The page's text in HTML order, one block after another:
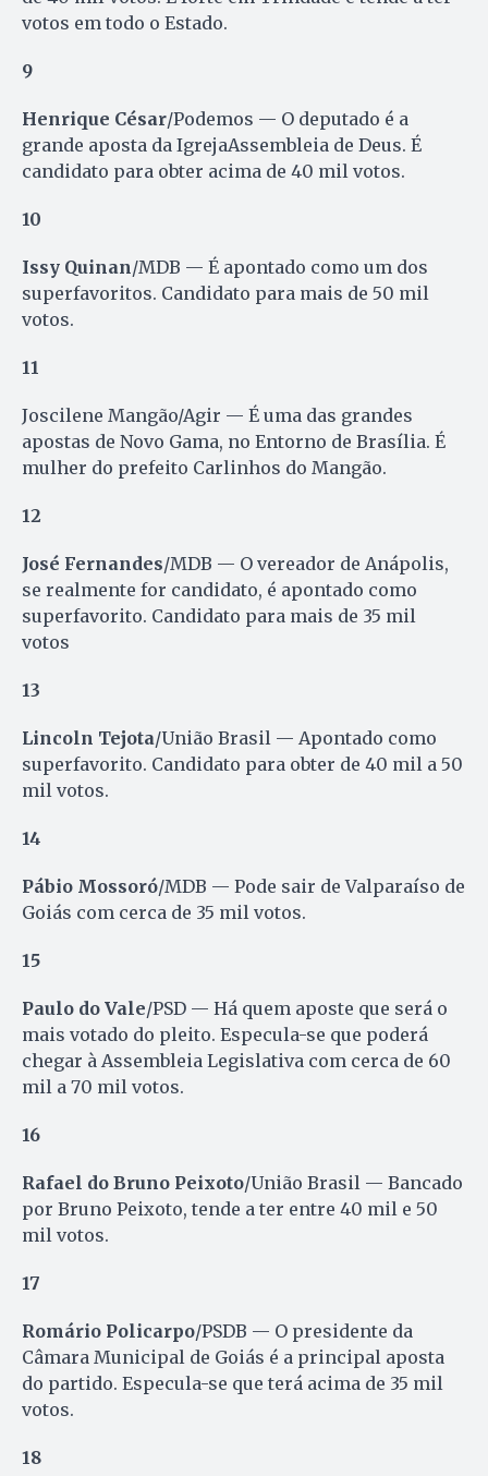
votos em todo o Estado.
9
Henrique César/Podemos — O deputado é a
grande aposta da IgrejaAssembleia de Deus. É
candidato para obter acima de 40 mil votos.
10
Issy Quinan/MDB — É apontado como um dos
superfavoritos. Candidato para mais de 50 mil
votos.
11
Joscilene Mangão/Agir — É uma das grandes
apostas de Novo Gama, no Entorno de Brasília. É
mulher do prefeito Carlinhos do Mangão.
12
José Fernandes/MDB — O vereador de Anápolis,
se realmente for candidato, é apontado como
superfavorito. Candidato para mais de 35 mil
votos
13
Lincoln Tejota/União Brasil — Apontado como
superfavorito. Candidato para obter de 40 mil a 50
mil votos.
14
Pábio Mossoró/MDB — Pode sair de Valparaíso de
Goiás com cerca de 35 mil votos.
15
Paulo do Vale/PSD — Há quem aposte que será o
mais votado do pleito. Especula-se que poderá
chegar à Assembleia Legislativa com cerca de 60
mil a 70 mil votos.
16
Rafael do Bruno Peixoto/União Brasil — Bancado
por Bruno Peixoto, tende a ter entre 40 mil e 50
mil votos.
17
Romário Policarpo/PSDB — O presidente da
Câmara Municipal de Goiás é a principal aposta
do partido. Especula-se que terá acima de 35 mil
votos.
18